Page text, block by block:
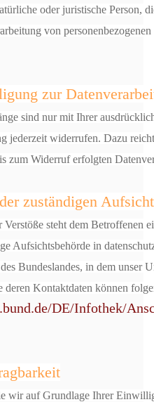
oder juristische Person,
von
zur
sind nur mit Ihrer
jederzeit widerrufen. Dazu
zum Widerruf erfolgten
zuständigen
steht dem Betroffenen
Aufsichtsbehörde in
Bundeslandes, in dem unser
deren Kontaktdaten können
DE/Infothek/
wir auf Grundlage Ihrer